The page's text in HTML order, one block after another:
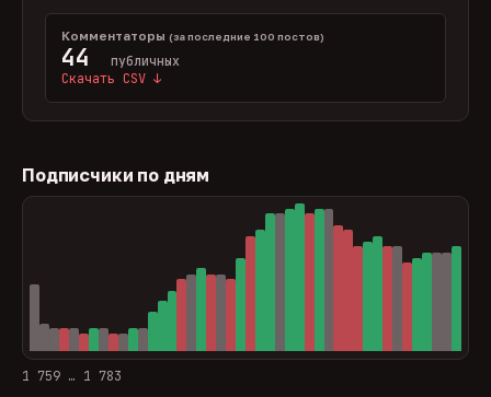
Комментаторы(за последние 100 постов)
44 публичных
Скачать CSV ↓
Подписчики по дням
1 759 … 1 783